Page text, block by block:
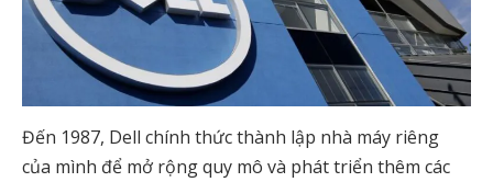
Đến 1987, Dell chính thức thành lập nhà máy riêng
của mình để mở rộng quy mô và phát triển thêm các